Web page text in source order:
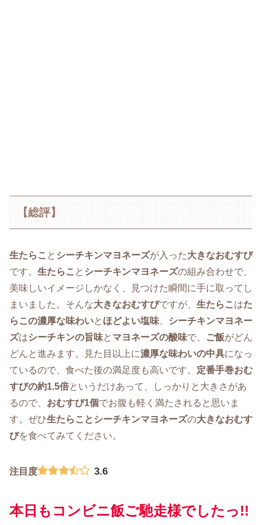
【総評】
生たらこ と シーチキンマヨネーズが入った大きなおむすび
です。 生たらこ と シーチキンマヨネーズの組み合わせで、
美味しいイメージしかなく、見つけた瞬間に手に取ってし
まいました。そんな大きなおむすびですが、 生たらこ はた
らこの濃厚な味わいと ほどよい塩味
シーチキンマヨネー
ズはシーチキンの旨味と マヨネーズの酸味で、 ご飯がどん
どんと進みます。見た目以上に濃厚な味わいの中具になっ
ているので、食べた後の満足度も高いです。 定番手巻おむ
すびの約1.5倍というだけあって、しっかりと大きさがあ
るので、 おむすび1個でお腹も軽く満たされると思いま
す。ぜひ生たらこ と シーチキンマヨネーズの大きなおむす
びを食べてみてください。
注目度 3.6
本日もコンビニ飯ご馳走様でしたっ!!